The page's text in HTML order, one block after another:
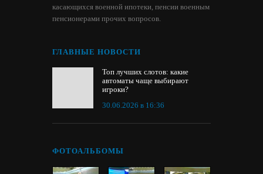
касающихся военной ипотеки, пенсии военным
пенсионерами прочих вопросов.
ГЛАВНЫЕ НОВОСТИ
Топ лучших слотов: какие
автоматы чаще выбирают
игроки?
30.06.2026 в 16:36
ФОТОАЛЬБОМЫ